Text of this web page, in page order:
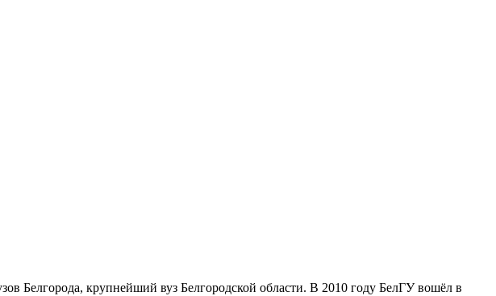
Белгорода, крупнейший вуз Белгородской области. В 2010 году БелГУ вошёл в